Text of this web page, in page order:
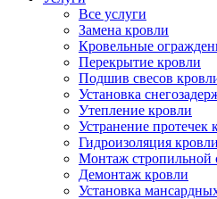
Все услуги
Замена кровли
Кровельные
Перекрытие кровли
Подшив свесов
Установка
Утепление кровли
Устранение протечек
Гидроизоляция кровли
Монтаж стропильной
Демонтаж кровли
Установка